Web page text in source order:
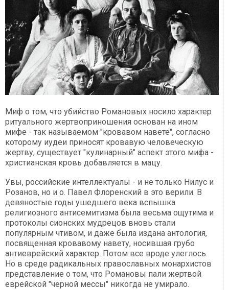
Миф о том, что убийство Романовых носило характер
ритуального жертвоприношения основан на ином
мифе - так называемом "кровавом навете", согласно
которому иудеи приносят кровавую человеческую
жертву, существует "кулинарный" аспект этого мифа -
христианская кровь добавляется в мацу.
Увы, российские интеллектуалы - и не только Нилус и
Розанов, но и о. Павел Флоренский в это верили. В
девяностые годы ушедшего века вспышка
религиозного антисемитизма была весьма ощутима и
протоколы сионских мудрецов вновь стали
популярным чтивом, и даже была издана антология,
посвященная кровавому навету, носившая грубо
антиеврейский характер. Потом все вроде улеглось.
Но в среде радикальных православных монархистов
представление о том, что Романовы пали жертвой
еврейской "черной мессы" никогда не умирало.